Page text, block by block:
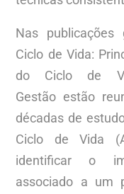
Nas publicações
Ciclo de Vida:
do Ciclo de
Gestão estão
décadas de
Ciclo de Vida
identificar o
associado a um